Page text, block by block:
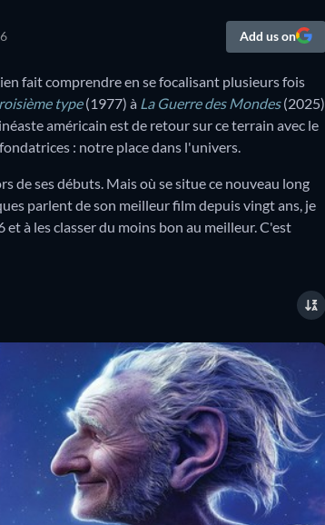
Add us on
fait comprendre en se focalisant plusieurs fois
type(1977) à La Guerre des Mondes(2025)
américain est de retour sur ce terrain avec le
: notre place dans l'univers.
de ses débuts. Mais où se situe ce nouveau long
parlent de son meilleur film depuis vingt ans, je
à les classer du moins bon au meilleur. C'est